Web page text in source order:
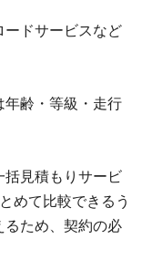
ードサービスなど
年齢・等級・走行
括見積もりサービ
めて比較できるう
るため、契約の必